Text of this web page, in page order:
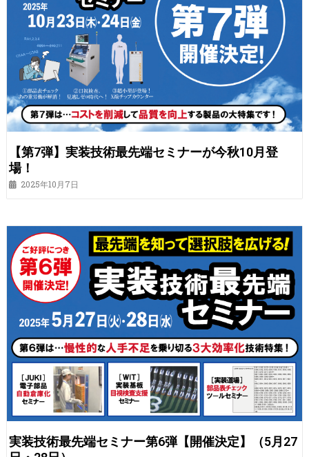
【第7弾】実装技術最先端セミナーが今秋10月登
場！
2025年10月7日
実装技術最先端セミナー第6弾【開催決定】（5月27